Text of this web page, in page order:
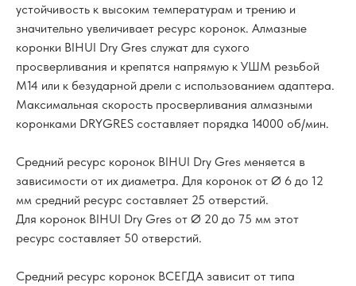
устойчивость к высоким температурам и трению и
значительно увеличивает ресурс коронок. Алмазные
коронки BIHUI Dry Gres служат для сухого
просверливания и крепятся напрямую к УШМ резьбой
М14 или к безударной дрели с использованием адаптера.
Максимальная скорость просверливания алмазными
коронками DRYGRES составляет порядка 14000 об/мин.
Средний ресурс коронок BIHUI Dry Gres меняется в
зависимости от их диаметра. Для коронок от Ø 6 до 12
мм средний ресурс составляет 25 отверстий.
Для коронок BIHUI Dry Gres от Ø 20 до 75 мм этот
ресурс составляет 50 отверстий.
Средний ресурс коронок ВСЕГДА зависит от типа